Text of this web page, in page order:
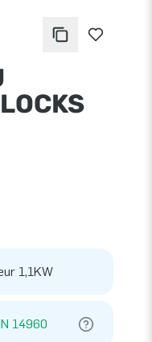
1,1KW
14960